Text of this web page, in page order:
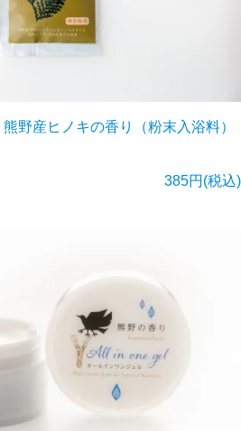
野産ヒノキの香り（粉末入浴料）
385円(税込)